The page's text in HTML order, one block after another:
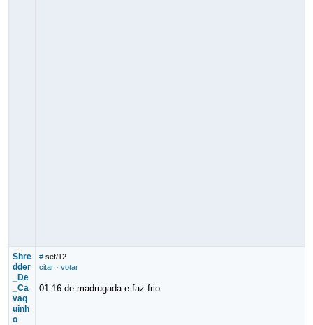
Shre
dder
_De
_Ca
vaq
uinh
o
# set/12
citar· votar
01:16 de madrugada e faz frio